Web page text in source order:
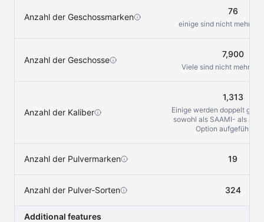
Anzahl der Geschossmarken
76
einige sind nicht mehr
Anzahl der Geschosse
7,900
Viele sind nicht mehr
Anzahl der Kaliber
1,313
Einige werden doppelt
sowohl als SAAMI- als
Option aufgeführt
Anzahl der Pulvermarken 19
Anzahl der Pulver-Sorten 324
Additional features